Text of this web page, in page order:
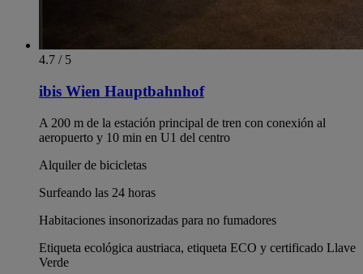
4.7 / 5
ibis Wien Hauptbahnhof
A 200 m de la estación principal de tren con conexión al
aeropuerto y 10 min en U1 del centro
Alquiler de bicicletas
Surfeando las 24 horas
Habitaciones insonorizadas para no fumadores
Etiqueta ecológica austriaca, etiqueta ECO y certificado Llave
Verde